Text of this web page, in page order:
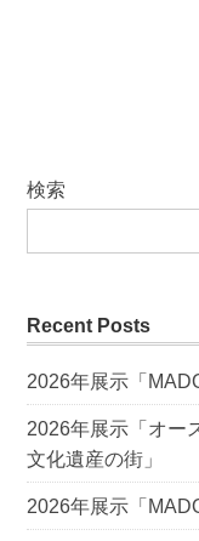
検索
Recent Posts
2026年展示「
2026年展示「オ
文化遺産の街」
2026年展示「